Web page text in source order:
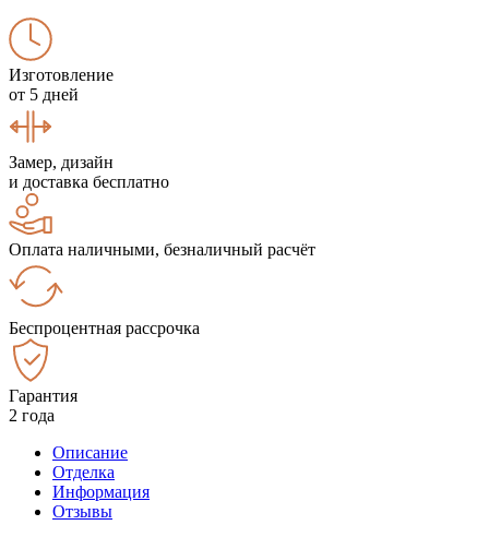
Изготовление
от 5 дней
Замер, дизайн
и доставка бесплатно
Оплата наличными, безналичный расчёт
Беспроцентная рассрочка
Гарантия
2 года
Описание
Отделка
Информация
Отзывы